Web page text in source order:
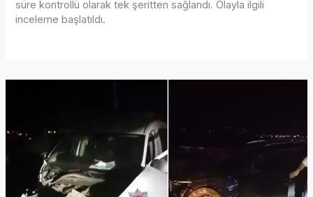
süre kontrollü olarak tek şeritten sağlandı. Olayla ilgili
inceleme başlatıldı.